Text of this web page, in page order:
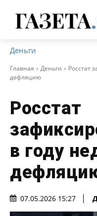
Деньги
Главная Деньги
Росстат
дефляцию
Росстат
в году
07.05.2026 15:27